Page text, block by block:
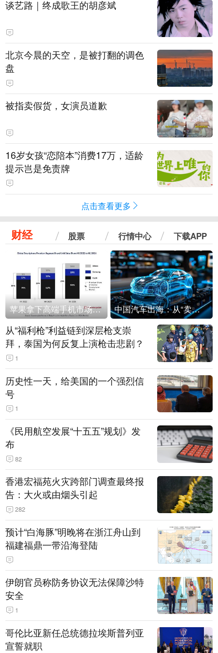
谈艺路｜终成歌王的胡彦斌
北京今晨的天空，是被打翻的调色
盘
被指卖假货，女演员道歉
16岁女孩“恋陪本”消费17万，适龄
提示岂是免责牌
点击查看更多
财经 股票 行情中心 下载APP
苹果拿下高端手机市场65%的份额：iPhone 17系列功不可没 中国汽车出海：从“卖出去”到“走进去”
从“福利枪”利益链到深层枪支崇
拜，泰国为何反复上演枪击悲剧？
1
历史性一天，给美国的一个强烈信
号
1
《民用航空发展“十五五”规划》发
布
82
香港宏福苑火灾跨部门调查最终报
告：大火或由烟头引起
282
预计“白海豚”明晚将在浙江舟山到
福建福鼎一带沿海登陆
伊朗官员称防务协议无法保障沙特
安全
1
哥伦比亚新任总统德拉埃斯普列亚
宣誓就职